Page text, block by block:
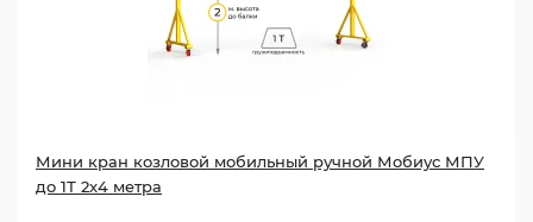
Мини кран козловой мобильный ручной Мобиус МПУ
до 1Т 2x4 метра